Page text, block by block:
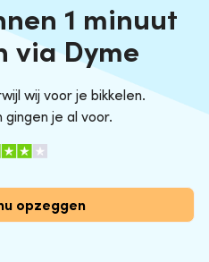
1 minuut
via Dyme
wij voor je bikkelen.
gingen je al voor.
opzeggen